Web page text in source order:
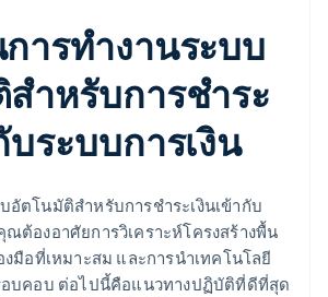
ารทํางานระบบ
าหรับการชําระ
บระบบการเงิน
อัตโนมัติสําหรับการชําระเงินเข้ากับ
ณต้องอาศัยการวิเคราะห์โครงสร้างพื้น
งมือที่เหมาะสม และการนําเทคโนโลยี
อบคอบ ต่อไปนี้คือแนวทางปฏิบัติที่ดีที่สุด